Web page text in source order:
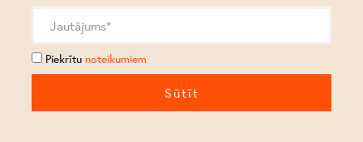
Piekrītu noteikumiem